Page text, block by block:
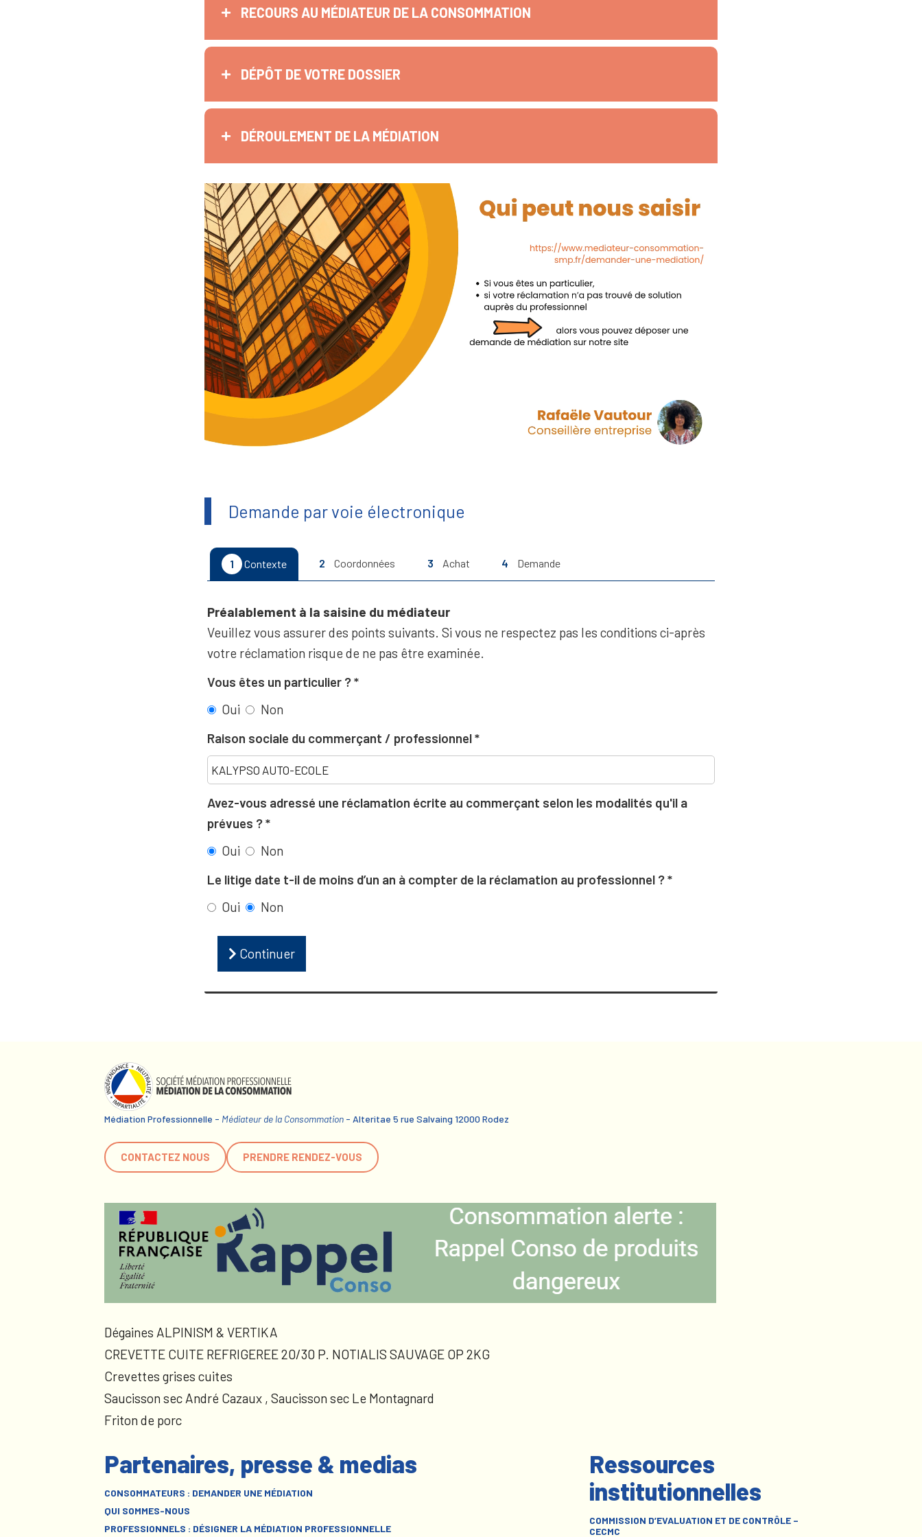
RECOURS AU MÉDIATEUR DE LA CONSOMMATION
DÉPÔT DE VOTRE DOSSIER
DÉROULEMENT DE LA MÉDIATION
Demande par voie électronique
1 Contexte 2 Coordonnées 3 Achat 4 Demande
Préalablement à la saisine du médiateur
Veuillez vous assurer des points suivants. Si vous ne respectez pas les conditions ci-après
votre réclamation risque de ne pas être examinée.
Vous êtes un particulier ?
Oui
Non
Raison sociale du commerçant / professionnel
Avez-vous adressé une réclamation écrite au commerçant selon les modalités qu'il a
prévues ?
Oui
Non
Le litige date t-il de moins d’un an à compter de la réclamation au professionnel ?
Oui
Non
Continuer
Médiation Professionnelle - Médiateur de la Consommation - Alteritae 5 rue Salvaing 12000 Rodez
CONTACTEZ NOUS PRENDRE RENDEZ-VOUS
Dégaines ALPINISM & VERTIKA
CREVETTE CUITE REFRIGEREE 20/30 P. NOTIALIS SAUVAGE OP 2KG
Crevettes grises cuites
Saucisson sec André Cazaux , Saucisson sec Le Montagnard
Friton de porc
Partenaires, presse & medias
CONSOMMATEURS : DEMANDER UNE MÉDIATION
QUI SOMMES-NOUS
PROFESSIONNELS : DÉSIGNER LA MÉDIATION PROFESSIONNELLE
Ressources
institutionnelles
COMMISSION D’EVALUATION ET DE CONTRÔLE –
CECMC